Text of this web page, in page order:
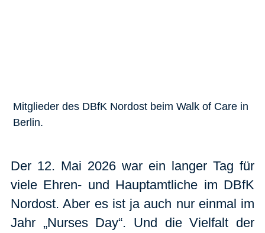
Mitglieder des DBfK Nordost beim Walk of Care in
Berlin.
Der 12. Mai 2026 war ein langer Tag für
viele Ehren- und Hauptamtliche im DBfK
Nordost. Aber es ist ja auch nur einmal im
Jahr „Nurses Day“. Und die Vielfalt der